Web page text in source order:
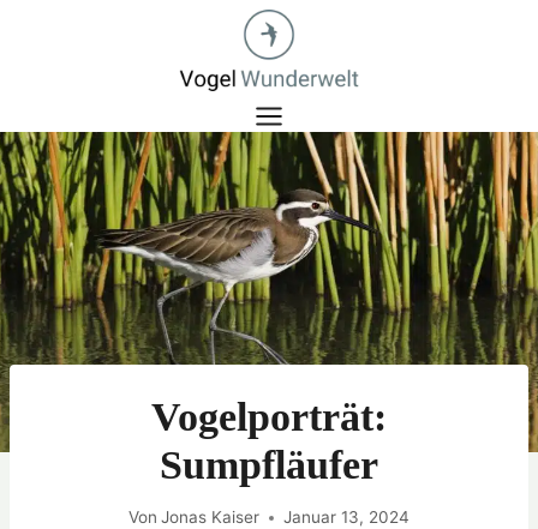
Vogelporträt:
Sumpfläufer
Von Jonas Kaiser Januar 13, 2024